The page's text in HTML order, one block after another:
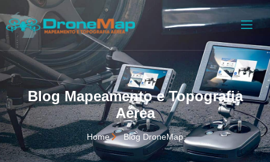
Blog Mapeamento e Topografia
Aérea
Home Blog DroneMap